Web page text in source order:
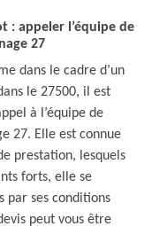
: appeler l’équipe de
27
dans le cadre d’un
le 27500, il est
à l’équipe de
27. Elle est connue
prestation, lesquels
forts, elle se
par ses conditions
peut vous être